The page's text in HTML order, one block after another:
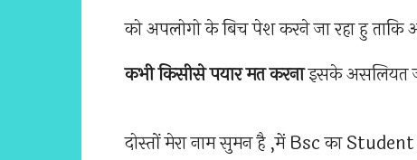
को अपलोगो के बिच पेश करने जा रहा हु
कभी किसीसे पयार मत करनाइसके असलियत
दोस्तों मेरा नाम सुमन है ,में Bsc का